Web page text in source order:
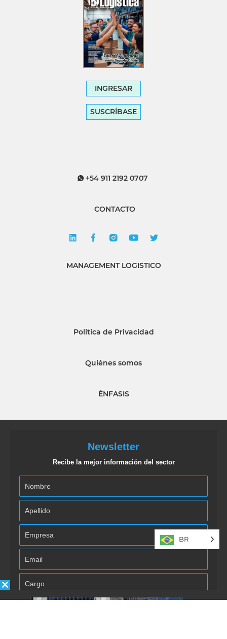
INGRESAR
SUSCRÍBASE
+54 911 2192 0707
CONTACTO
MANAGEMENT LOGISTICO
Política de Privacidad
Quiénes somos
ÉNFASIS
Newsletter
Recibe la mejor información del sector
BR